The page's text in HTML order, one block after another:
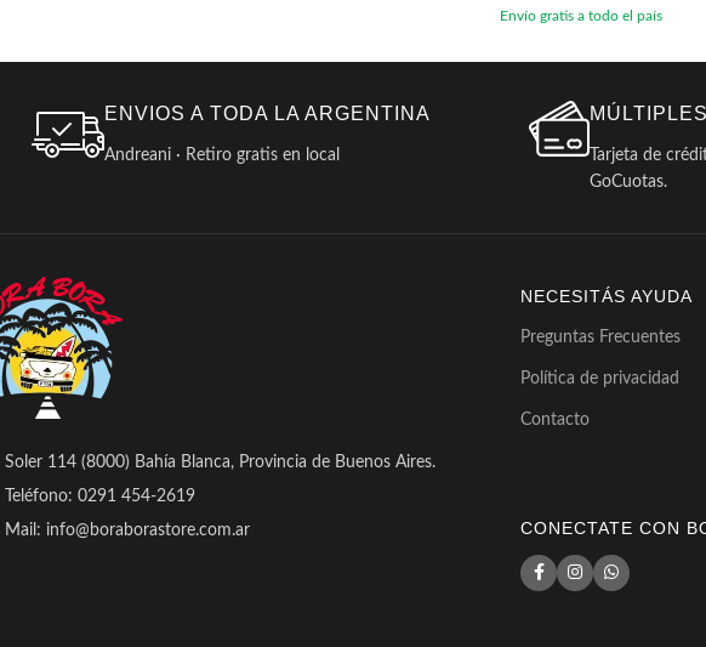
Envío gratis a todo el país
ENVIOS A TODA LA ARGENTINA
Andreani · Retiro gratis en local
Tarjeta de
GoCuotas.
Soler 114 (8000) Bahía Blanca, Provincia de Buenos Aires.
Teléfono: 0291 454-2619
Mail: info@boraborastore.com.ar
NECESITÁS AYUDA
Preguntas Frecuentes
Política de privacidad
Contacto
CONECTATE CON